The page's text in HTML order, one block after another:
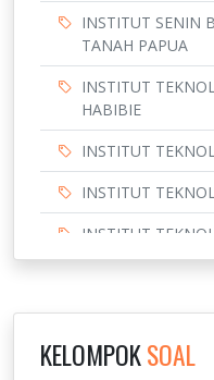
INSTITUT SENIN
TANAH PAPUA
INSTITUT
HABIBIE
INSTITUT
INSTITUT
INSTITUT
NOVEMBER
KELOMPOKSOAL